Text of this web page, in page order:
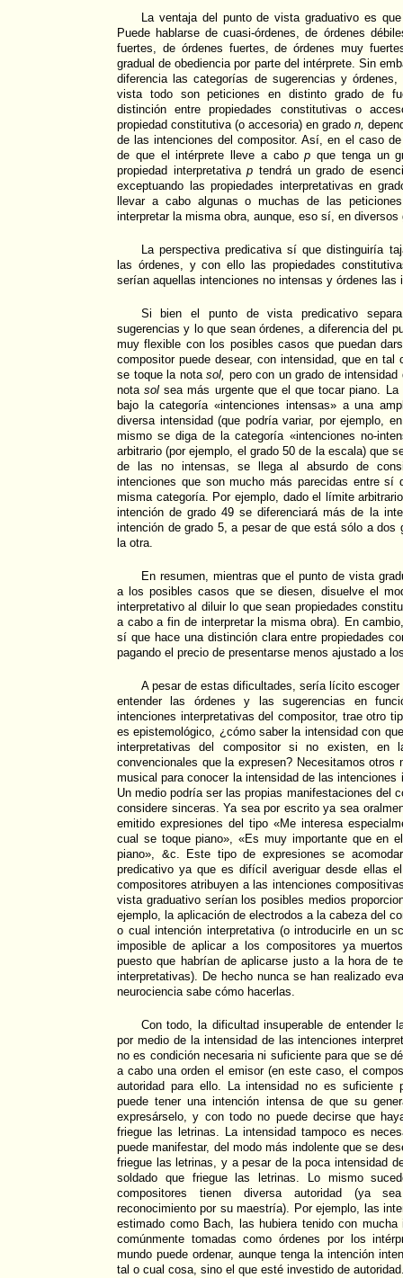
La ventaja del punto de vista graduativo es
Puede hablarse de cuasi-órdenes, de órdenes
fuertes, de órdenes fuertes, de órdenes muy
gradual de obediencia por parte del intérprete. Sin
diferencia las categorías de sugerencias y
vista todo son peticiones en distinto grado de
distinción entre propiedades constitutivas o
propiedad constitutiva (o accesoria) en grado n,
de las intenciones del compositor. Así, en el caso
de que el intérprete lleve a cabop que tenga un
propiedad interpretativap tendrá un grado de
exceptuando las propiedades interpretativas en
llevar a cabo algunas o muchas de las
interpretar la misma obra, aunque, eso sí, en diversos
La perspectiva predicativa sí que distinguiría
las órdenes, y con ello las propiedades
serían aquellas intenciones no intensas y órdenes las
Si bien el punto de vista predicativo
sugerencias y lo que sean órdenes, a diferencia del
muy flexible con los posibles casos que puedan
compositor puede desear, con intensidad, que en tal
se toque la nota sol, pero con un grado de
notasol sea más urgente que el que tocar piano. La
bajo la categoría «intenciones intensas» a una
diversa intensidad (que podría variar, por ejemplo,
mismo se diga de la categoría «intenciones no-
arbitrario (por ejemplo, el grado 50 de la escala) que
de las no intensas, se llega al absurdo de
intenciones que son mucho más parecidas entre sí
misma categoría. Por ejemplo, dado el límite
intención de grado 49 se diferenciará más de la
intención de grado 5, a pesar de que está sólo a dos
la otra.
En resumen, mientras que el punto de vista
a los posibles casos que se diesen, disuelve el
interpretativo al diluir lo que sean propiedades
a cabo a fin de interpretar la misma obra). En
sí que hace una distinción clara entre propiedades
pagando el precio de presentarse menos ajustado a
A pesar de estas dificultades, sería lícito
entender las órdenes y las sugerencias en
intenciones interpretativas del compositor, trae otro
es epistemológico, ¿cómo saber la intensidad con
interpretativas del compositor si no existen, en
convencionales que la expresen? Necesitamos otros
musical para conocer la intensidad de las intenciones
Un medio podría ser las propias manifestaciones del
considere sinceras. Ya sea por escrito ya sea
emitido expresiones del tipo «Me interesa
cual se toque piano», «Es muy importante que en
piano», &c. Este tipo de expresiones se
predicativo ya que es difícil averiguar desde ellas
compositores atribuyen a las intenciones
vista graduativo serían los posibles medios
ejemplo, la aplicación de electrodos a la cabeza del
o cual intención interpretativa (o introducirle en un
imposible de aplicar a los compositores ya
puesto que habrían de aplicarse justo a la hora de
interpretativas). De hecho nunca se han realizado
neurociencia sabe cómo hacerlas.
Con todo, la dificultad insuperable de entender
por medio de la intensidad de las intenciones
no es condición necesaria ni suficiente para que se
a cabo una orden el emisor (en este caso, el
autoridad para ello. La intensidad no es suficiente
puede tener una intención intensa de que su
expresárselo, y con todo no puede decirse que
friegue las letrinas. La intensidad tampoco es
puede manifestar, del modo más indolente que se
friegue las letrinas, y a pesar de la poca intensidad
soldado que friegue las letrinas. Lo mismo
compositores tienen diversa autoridad (ya
reconocimiento por su maestría). Por ejemplo, las
estimado como Bach, las hubiera tenido con
comúnmente tomadas como órdenes por los
mundo puede ordenar, aunque tenga la intención
tal o cual cosa, sino el que esté investido de